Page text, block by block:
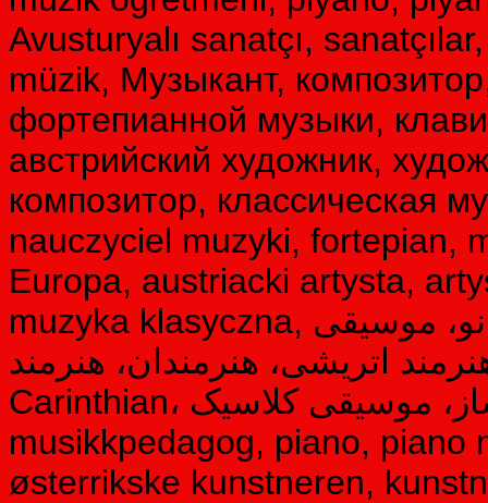
Avusturyalı sanatçı,
müzik, Музыкант,
фортепианной музыки,
австрийский художник,
композитор, классическая
nauczyciel muzyki, fortepian,
Europa, austriacki artysta,
muzyka klasyczna, نوازنده، آهنگساز، معلم موسیقی، پیانو، موسیقی
هنرمند اتریشی، هنرمندان، هنرمند
Carinthian، آهنگساز، موسیقی کلاسیک، Musiker, komponist,
musikkpedagog, piano,
østerrikske kunstneren,